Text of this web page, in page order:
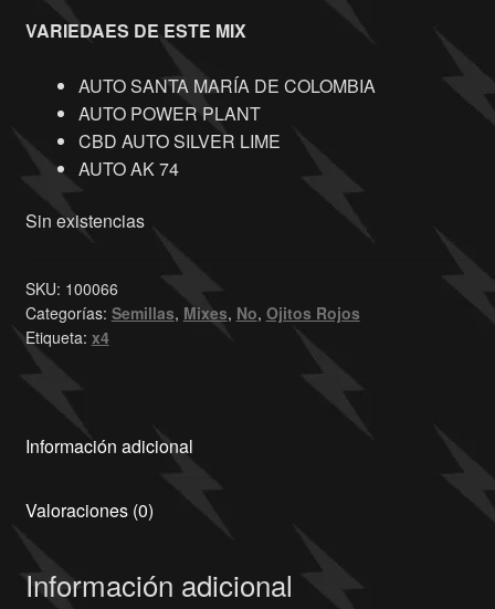
VARIEDAES DE ESTE MIX
AUTO SANTA MARÍA DE COLOMBIA
AUTO POWER PLANT
CBD AUTO SILVER LIME
AUTO AK 74
Sin existencias
SKU: 100066
Categorías: Semillas, Mixes, No, Ojitos Rojos
Etiqueta: x4
Información adicional
Valoraciones (0)
Información adicional